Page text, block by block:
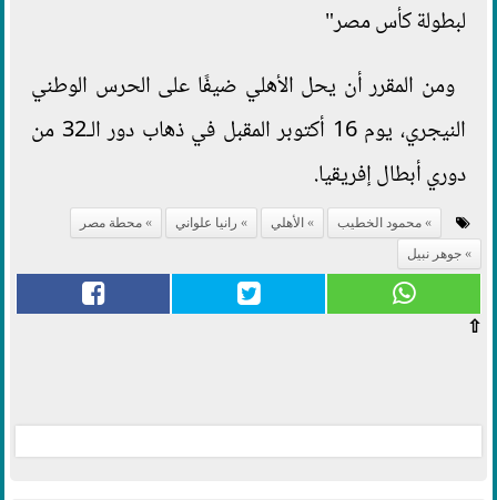
لبطولة كأس مصر"
ومن المقرر أن يحل الأهلي ضيفًا على الحرس الوطني
النيجري، يوم 16 أكتوبر المقبل في ذهاب دور الـ32 من
دوري أبطال إفريقيا.
محمود الخطيب الأهلي رانيا علواني
محطة مصر
جوهر نبيل
⇧